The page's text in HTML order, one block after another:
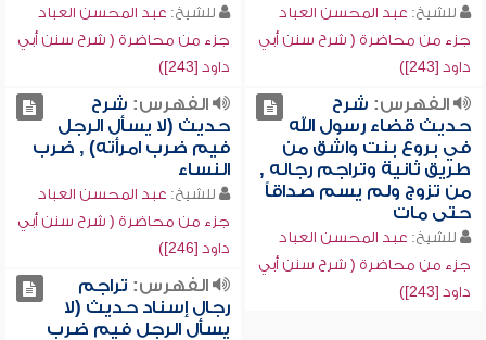
للشيخ: عبد المحسن العباد
جزء من محاضرة ( شرح سنن أبي
داود [243])
للشيخ: عبد المحسن العباد
جزء من محاضرة ( شرح سنن أبي
داود [243])
الفهرس: شرح
حديث قضاء رسول الله
في بروع بنت واشق من
طريق ثانية وتراجم رجاله ,
من تزوج ولم يسم صداقاً
حتى مات
للشيخ: عبد المحسن العباد
جزء من محاضرة ( شرح سنن أبي
داود [243])
الفهرس: شرح
حديث (لا يسأل الرجل
فيم ضرب امرأته) , ضرب
النساء
للشيخ: عبد المحسن العباد
جزء من محاضرة ( شرح سنن أبي
داود [246])
الفهرس: تراجم
رجال إسناد حديث (لا
يسأل الرجل فيم ضرب